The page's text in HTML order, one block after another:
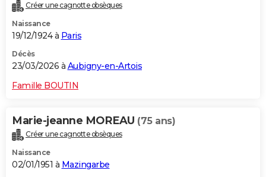
Créer une cagnotte obsèques
Naissance
19/12/1924 à Paris
Décès
23/03/2026 à Aubigny-en-Artois
Famille BOUTIN
Marie-jeanne MOREAU (75 ans)
Créer une cagnotte obsèques
Naissance
02/01/1951 à Mazingarbe